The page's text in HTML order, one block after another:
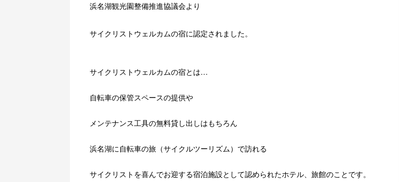
浜名湖観光園整備推進協議会より
サイクリストウェルカムの宿に認定されました。
サイクリストウェルカムの宿とは…
自転車の保管スペースの提供や
メンテナンス工具の無料貸し出しはもちろん
浜名湖に自転車の旅（サイクルツーリズム）で訪れる
サイクリストを喜んでお迎する宿泊施設として認められたホテル、旅館のことです。